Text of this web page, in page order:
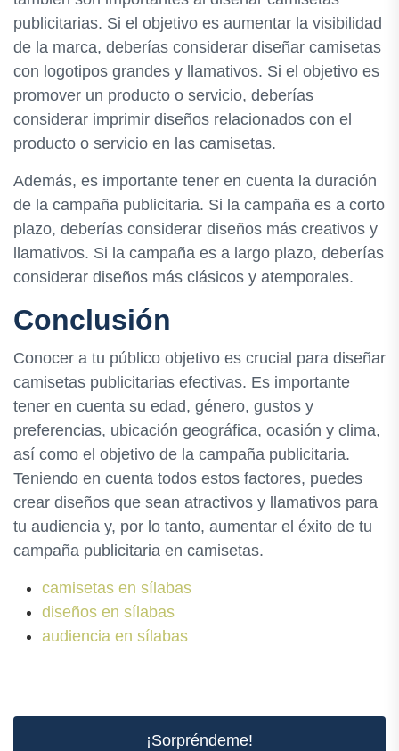
publicitarias. Si el objetivo es aumentar la visibilidad
de la marca, deberías considerar diseñar camisetas
con logotipos grandes y llamativos. Si el objetivo es
promover un producto o servicio, deberías
considerar imprimir diseños relacionados con el
producto o servicio en las camisetas.
Además, es importante tener en cuenta la duración
de la campaña publicitaria. Si la campaña es a corto
plazo, deberías considerar diseños más creativos y
llamativos. Si la campaña es a largo plazo, deberías
considerar diseños más clásicos y atemporales.
Conclusión
Conocer a tu público objetivo es crucial para diseñar
camisetas publicitarias efectivas. Es importante
tener en cuenta su edad, género, gustos y
preferencias, ubicación geográfica, ocasión y clima,
así como el objetivo de la campaña publicitaria.
Teniendo en cuenta todos estos factores, puedes
crear diseños que sean atractivos y llamativos para
tu audiencia y, por lo tanto, aumentar el éxito de tu
campaña publicitaria en camisetas.
camisetas en sílabas
diseños en sílabas
audiencia en sílabas
¡Sorpréndeme!